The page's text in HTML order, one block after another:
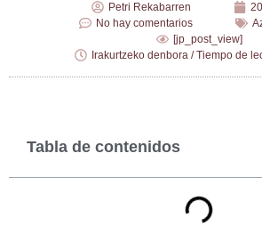
Petri Rekabarren
No hay comentarios
[jp_post_view]
Irakurtzeko denbora / Tiempo de
Tabla de contenidos